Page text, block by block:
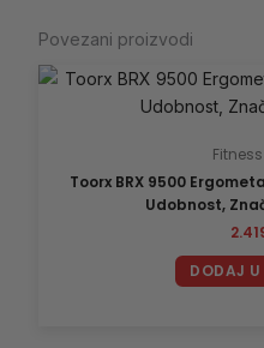
Povezani proizvodi
Toorx BRX 9500
Udobnost,
DODAJ